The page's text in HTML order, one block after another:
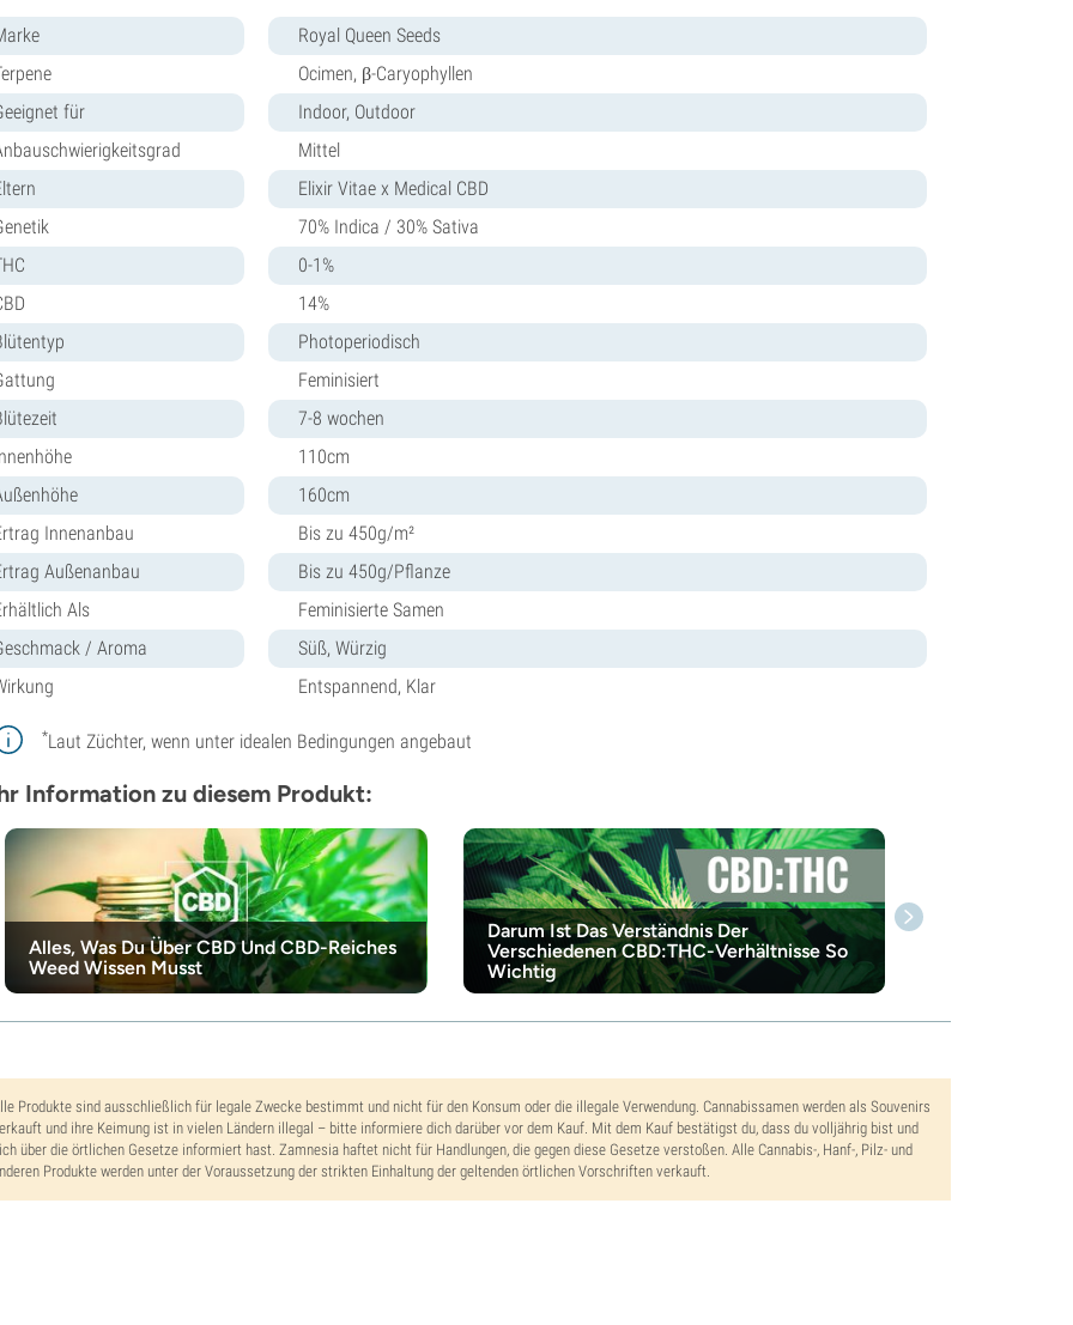
Royal Queen Seeds
Ocimen, β-Caryophyllen
für
Indoor, Outdoor
Mittel
Elixir Vitae x Medical CBD
70% Indica / 30% Sativa
0-1%
14%
Photoperiodisch
Feminisiert
7-8 wochen
110cm
160cm
Innenanbau
Bis zu 450g/m²
Außenanbau
Bis zu 450g/Pflanze
Als
Feminisierte Samen
/ Aroma
Süß, Würzig
Entspannend, Klar
*Laut Züchter, wenn unter idealen Bedingungen angebaut
Information zu diesem Produkt:
Alles, Was Du Über CBD Und CBD-Reiches
Weed Wissen Musst
Darum Ist Das Verständnis Der
Verschiedenen CBD:THC-Verhältnisse So
Wichtig
Produkte sind ausschließlich für legale Zwecke bestimmt und nicht für den Konsum oder die illegale Verwendung. Cannabissamen werden als Souvenirs
und ihre Keimung ist in vielen Ländern illegal – bitte informiere dich darüber vor dem Kauf. Mit dem Kauf bestätigst du, dass du volljährig bist und
über die örtlichen Gesetze informiert hast. Zamnesia haftet nicht für Handlungen, die gegen diese Gesetze verstoßen. Alle Cannabis-, Hanf-, Pilz- und
Produkte werden unter der Voraussetzung der strikten Einhaltung der geltenden örtlichen Vorschriften verkauft.